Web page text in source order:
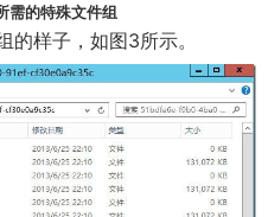
需的特殊文件组
样子，如图3所示。